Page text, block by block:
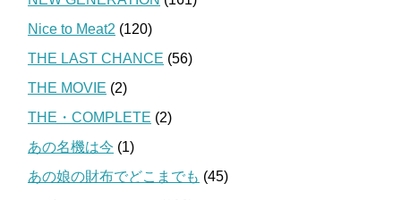
Nice to Meat2 (120)
THE LAST CHANCE (56)
THE MOVIE (2)
THE・COMPLETE (2)
あの名機は今 (1)
あの娘の財布でどこまでも (45)